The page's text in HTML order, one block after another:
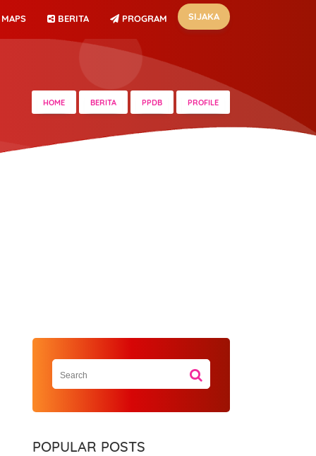
SIJAKA
BERITA PROGRAM
HOME BERITA PPDB PROFILE
POPULAR POSTS